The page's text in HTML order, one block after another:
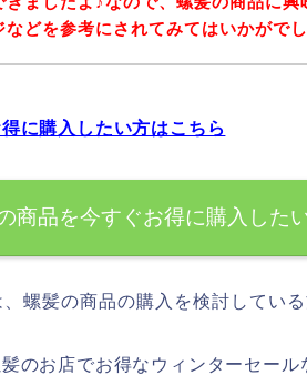
などを参考にされてみてはいかがで
に購入したい方はこちら
商品を今すぐお得に購入した
螺髪の商品の購入を検討している
のお店でお得なウィンターセー